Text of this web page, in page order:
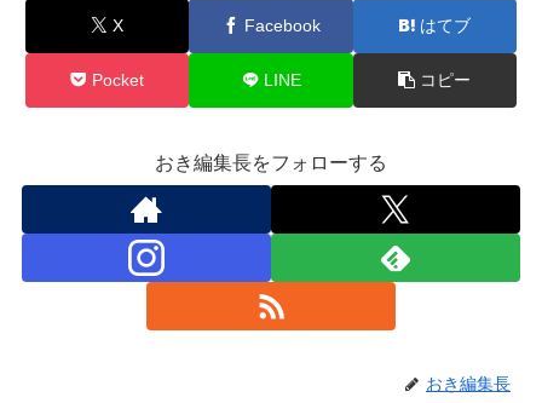
X Facebook はてブ
Pocket LINE コピー
おき編集長をフォローする
おき編集長